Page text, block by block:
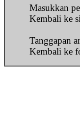
Masukkan
Kembali ke
Tanggapan
Kembali ke